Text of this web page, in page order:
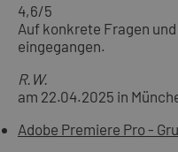
4,6/5
Auf konkrete Fragen
eingegangen.
R.W.
am 22.04.2025 in
Adobe Premiere Pro -